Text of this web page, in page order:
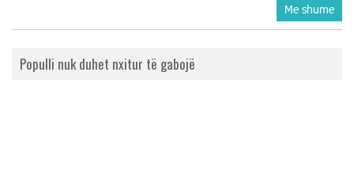
Me shume
Populli nuk duhet nxitur të gabojë